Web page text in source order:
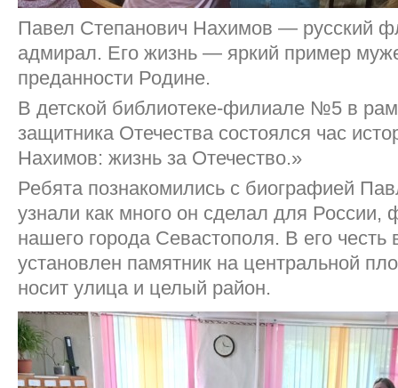
Павел Степанович Нахимов — русский
адмирал. Его жизнь — яркий пример
преданности Родине.
В детской библиотеке-филиале №5 в
защитника Отечества состоялся час
Нахимов: жизнь за Отечество.»
Ребята познакомились с биографией
узнали как много он сделал для России,
нашего города Севастополя. В его честь
установлен памятник на центральной
носит улица и целый район.